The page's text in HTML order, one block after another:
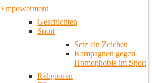
Empowerment
Geschichten
Sport
Setz ein Zeichen
Kampagnen gegen
Homophobie im Sport
Religionen